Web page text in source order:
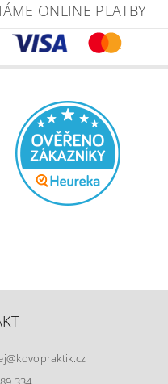
ONLINE PLATBY
@kovopraktik.cz